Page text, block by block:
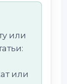
или
или